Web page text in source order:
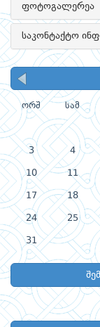
ფოტოგალერეა
საკონტაქტო
ორშ სამ
3 4
10 11
17 18
24 25
31